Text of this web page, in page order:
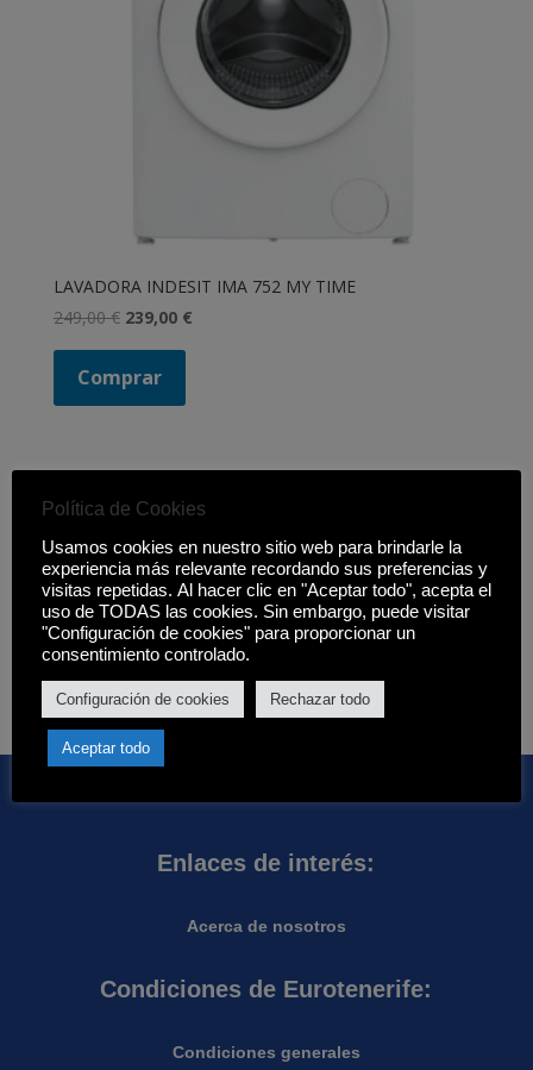
LAVADORA INDESIT IMA 752 MY TIME
249,00€ El
original
239,00 €El
Comprar
Filtrar productos
Filtros
Estado
Disponibilidad
Hay existencias
Enlaces de interés:
Acerca de nosotros
Condiciones de Eurotenerife:
Condiciones generales
Política de Cookies
Usamos cookies en nuestro sitio web para brindarle la
experiencia más relevante recordando sus preferencias y
visitas repetidas. Al hacer clic en "Aceptar todo", acepta el
uso de TODAS las cookies. Sin embargo, puede visitar
"Configuración de cookies" para proporcionar un
consentimiento controlado.
Configuración de cookies Rechazar todo
Aceptar todo